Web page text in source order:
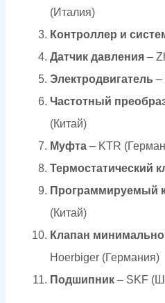
(Италия)
Контроллер и
Датчик давления –
Электродвигатель –
Частотный
(Китай)
Муфта – KTR
Термостатический
Программируемый
(Китай)
Клапан
Hoerbiger (Германия)
Подшипник – SKF